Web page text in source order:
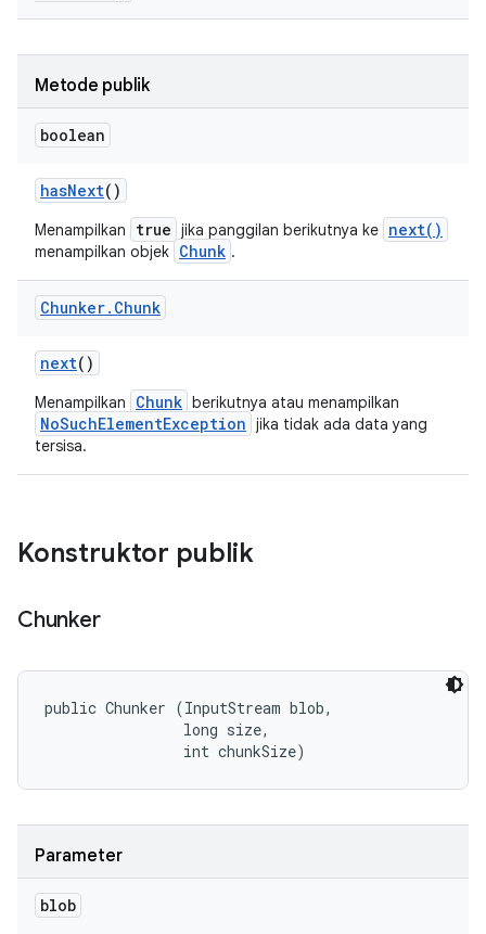
Metode publik
boolean
hasNext()
Menampilkan true jika panggilan berikutnya ke next()
menampilkan objek Chunk .
Chunker. Chunk
next()
Menampilkan Chunk berikutnya atau menampilkan
NoSuchElementException jika tidak ada data yang
tersisa.
Konstruktor publik
Chunker
public Chunker (InputStream blob,
                long size,
                int chunkSize)
Parameter
blob